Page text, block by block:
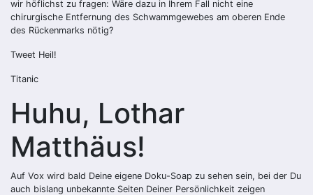
wir höflichst zu fragen: Wäre dazu in Ihrem Fall nicht eine
chirurgische Entfernung des Schwammgewebes am oberen Ende
des Rückenmarks nötig?
Tweet Heil!
Titanic
Huhu, Lothar
Matthäus!
Auf Vox wird bald Deine eigene Doku-Soap zu sehen sein, bei der Du
auch bislang unbekannte Seiten Deiner Persönlichkeit zeigen